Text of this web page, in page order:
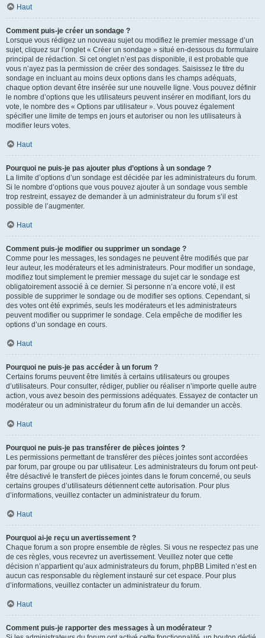
Haut
Comment puis-je créer un sondage ?
Lorsque vous rédigez un nouveau sujet ou modifiez le premier message d’un
sujet, cliquez sur l’onglet « Créer un sondage » situé en-dessous du formulaire
principal de rédaction. Si cet onglet n’est pas disponible, il est probable que
vous n’ayez pas la permission de créer des sondages. Saisissez le titre du
sondage en incluant au moins deux options dans les champs adéquats,
chaque option devant être insérée sur une nouvelle ligne. Vous pouvez définir
le nombre d’options que les utilisateurs peuvent insérer en modifiant, lors du
vote, le nombre des « Options par utilisateur ». Vous pouvez également
spécifier une limite de temps en jours et autoriser ou non les utilisateurs à
modifier leurs votes.
Haut
Pourquoi ne puis-je pas ajouter plus d’options à un sondage ?
La limite d’options d’un sondage est décidée par les administrateurs du forum.
Si le nombre d’options que vous pouvez ajouter à un sondage vous semble
trop restreint, essayez de demander à un administrateur du forum s’il est
possible de l’augmenter.
Haut
Comment puis-je modifier ou supprimer un sondage ?
Comme pour les messages, les sondages ne peuvent être modifiés que par
leur auteur, les modérateurs et les administrateurs. Pour modifier un sondage,
modifiez tout simplement le premier message du sujet car le sondage est
obligatoirement associé à ce dernier. Si personne n’a encore voté, il est
possible de supprimer le sondage ou de modifier ses options. Cependant, si
des votes ont été exprimés, seuls les modérateurs et les administrateurs
peuvent modifier ou supprimer le sondage. Cela empêche de modifier les
options d’un sondage en cours.
Haut
Pourquoi ne puis-je pas accéder à un forum ?
Certains forums peuvent être limités à certains utilisateurs ou groupes
d’utilisateurs. Pour consulter, rédiger, publier ou réaliser n’importe quelle autre
action, vous avez besoin des permissions adéquates. Essayez de contacter un
modérateur ou un administrateur du forum afin de lui demander un accès.
Haut
Pourquoi ne puis-je pas transférer de pièces jointes ?
Les permissions permettant de transférer des pièces jointes sont accordées
par forum, par groupe ou par utilisateur. Les administrateurs du forum ont peut-
être désactivé le transfert de pièces jointes dans le forum concerné, ou seuls
certains groupes d’utilisateurs détiennent cette autorisation. Pour plus
d’informations, veuillez contacter un administrateur du forum.
Haut
Pourquoi ai-je reçu un avertissement ?
Chaque forum a son propre ensemble de règles. Si vous ne respectez pas une
de ces règles, vous recevrez un avertissement. Veuillez noter que cette
décision n’appartient qu’aux administrateurs du forum, phpBB Limited n’est en
aucun cas responsable du règlement instauré sur cet espace. Pour plus
d’informations, veuillez contacter un administrateur du forum.
Haut
Comment puis-je rapporter des messages à un modérateur ?